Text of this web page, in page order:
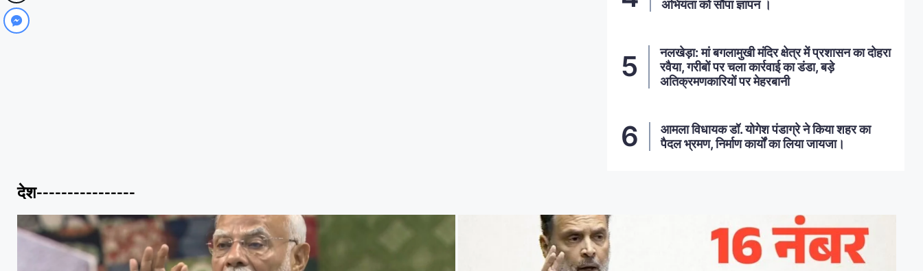
अभियंता को सौंपा ज्ञापन ।
नलखेड़ा: मां बगलामुखी मंदिर क्षेत्र में प्रशासन का दोहरा
रवैया, गरीबों पर चला कार्रवाई का डंडा, बड़े
अतिक्रमणकारियों पर मेहरबानी
आमला विधायक डॉ. योगेश पंडाग्रे ने किया शहर का
पैदल भ्रमण, निर्माण कार्यों का लिया जायजा।
देश----------------